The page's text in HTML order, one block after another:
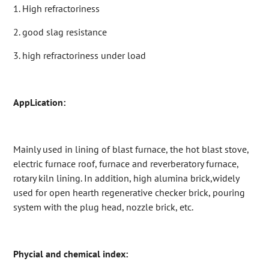
1. High refractoriness
2. good slag resistance
3. high refractoriness under load
AppLication:
Mainly used in lining of blast furnace, the hot blast stove,
electric furnace roof, furnace and reverberatory furnace,
rotary kiln lining. In addition, high alumina brick,widely
used for open hearth regenerative checker brick, pouring
system with the plug head, nozzle brick, etc.
Phycial and chemical index: